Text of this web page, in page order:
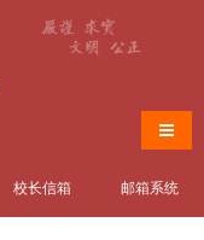
导航
校长信箱 邮箱系统